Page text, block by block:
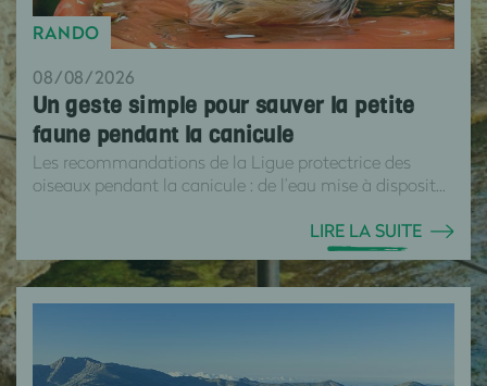
RANDO
08/08/2026
Un geste simple pour sauver la petite
faune pendant la canicule
Les recommandations de la Ligue protectrice des
oiseaux pendant la canicule : de l’eau mise à disposit...
LIRE LA SUITE